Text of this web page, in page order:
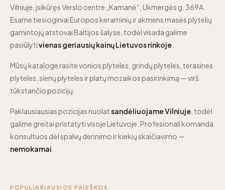
Vilniuje, įsikūręs Verslo centre „Kamanė“, Ukmergės g. 369A.
Esame tiesioginiai Europos keraminių ir akmens masės plytelių
gamintojų atstovai Baltijos šalyse, todėl visada galime
pasiūlytivienas geriausių kainų Lietuvos rinkoje
Mūsų kataloge rasite vonios plyteles, grindų plyteles, terasines
plyteles, sienų plyteles ir platų mozaikos pasirinkimą — virš
tūkstančio pozicijų.
Paklausiausias pozicijas nuolatsandėliuojame Vilniuje , todėl
galime greitai pristatyti visoje Lietuvoje. Profesionali komanda
konsultuos dėl spalvų derinimo ir kiekių skaičiavimo —
nemokamai
POPULIARIAUSIOS PAIEŠKOS